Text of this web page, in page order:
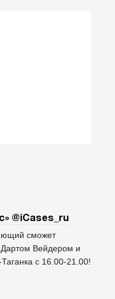
Твиттер «АйКейсес» ‏@iCases_ru
сможет
Вейдером и
с 16.00-21.00!